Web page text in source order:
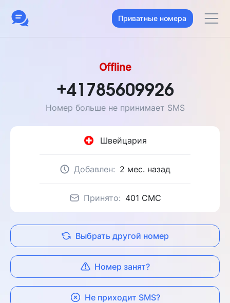
Приватные номера
Offline
+41785609926
Номер больше не принимает SMS
Швейцария
Добавлен: 2 мес. назад
Принято: 401 CMC
Выбрать другой номер
Номер занят?
Не приходит SMS?